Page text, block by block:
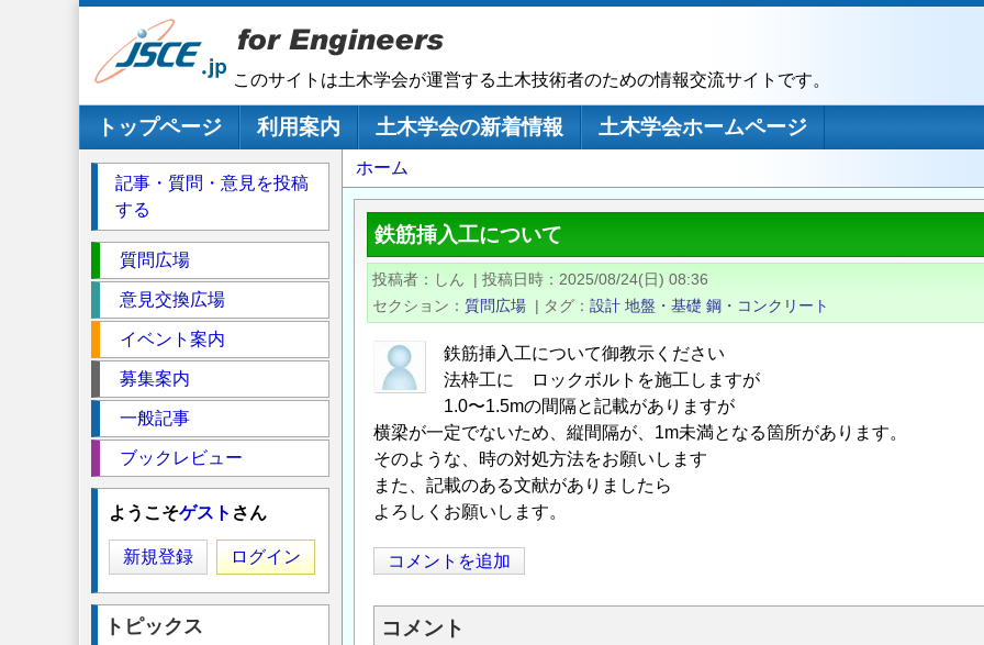
このサイトは土木学会が運営する土木技術者のための情報交流サイトです。
メインナビゲーション
トップページ 利用案内 土木学会の新着情報
土木学会ホームページ
パ
ン
く
ず
ホーム
鉄筋挿入工について
投稿者 しん | 投稿日時
2025/08/24(日) 08:36
セクション
質問広場 | タグ 設計 地盤・基礎 鋼・コンクリート
鉄筋挿入工について御教示ください
法枠工に ロックボルトを施工しますが
1.0〜1.5mの間隔と記載がありますが
横梁が一定でないため、縦間隔が、1m未満となる箇所があります。
そのような、時の対処方法をお願いします
また、記載のある文献がありましたら
よろしくお願いします。
コメントを追加
コメント
記事・質問・意見を投稿
する
ク
シ
質問広場
意見交換広場
イベント案内
募集案内
一般記事
ブックレビュー
ようこそゲスト さん
新規登録 ログイン
トピックス